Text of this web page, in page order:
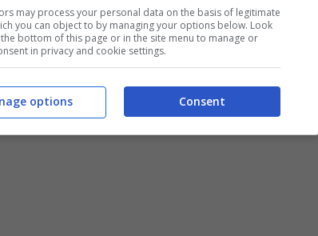
may process your personal data on the basis of legitimate
you can object to by managing your options below. Look
bottom of this page or in the site menu to manage or
in privacy and cookie settings.
Consent
options